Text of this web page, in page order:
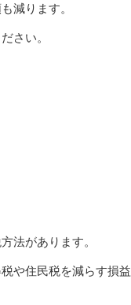
減ります。
さい。
法があります。
や住民税を減らす損